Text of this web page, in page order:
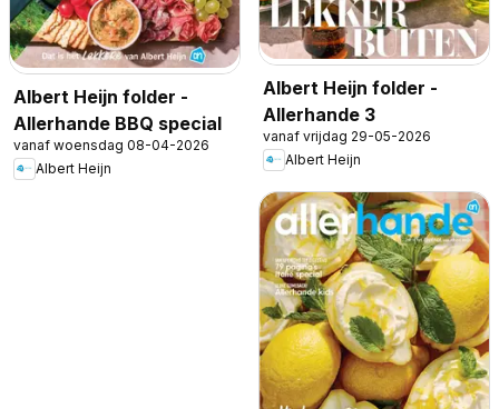
Albert Heijn folder -
Allerhande BBQ special
vanaf woensdag 08-04-2026
Albert Heijn
Albert Heijn folder -
Allerhande 3
vanaf vrijdag 29-05-2026
Albert Heijn